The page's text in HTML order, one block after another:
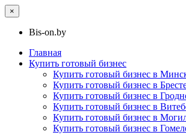
×
Bis-on.by
Главная
Купить готовый бизнес
Купить готовый бизнес в
Купить готовый бизнес в
Купить готовый бизнес в
Купить готовый бизнес в
Купить готовый бизнес в
Купить готовый бизнес в